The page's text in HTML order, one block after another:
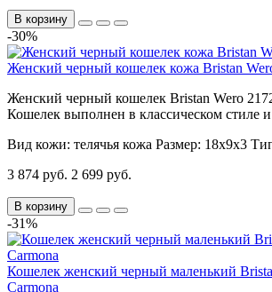
В корзину
-30%
Женский черный кошелек кожа Bristan
Женский черный кошелек Bristan Wero
Кошелек выполнен в классическом стиле и
Вид кожи: телячья кожа Размер: 18х9х3
3 874 руб. 2 699 руб.
В корзину
-31%
Кошелек женский черный маленький
Carmona